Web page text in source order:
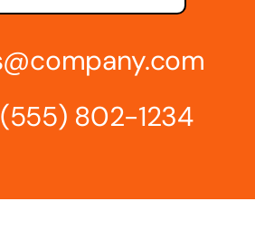
(555) 802-1234